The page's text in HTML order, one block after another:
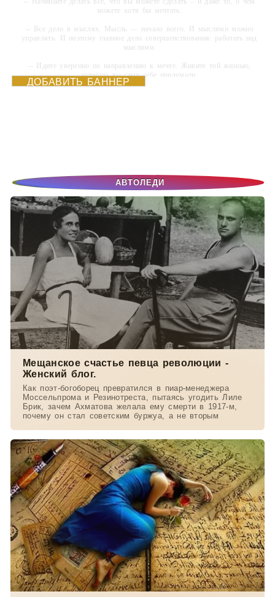
можете хотя бы мечтать.
-- Все дело в мыслях. Мысль — начало всего. И мыслями можно
управлять. И поэтому главное дело совершенствования: работать над
мыслями.
-- Идите уверенно по направлению к мечте. Живите той жизнью,
которую вы сами себе придумали.
ДОБАВИТЬ БАННЕР
АВТОЛЕДИ
Мещанское счастье певца революции -
Женский блог.
Как поэт-богоборец превратился в пиар-менеджера
Моссельпрома и Резинотреста, пытаясь угодить Лиле
Брик, зачем Ахматова желала ему смерти в 1917-м,
почему он стал советским буржуа, а не вторым